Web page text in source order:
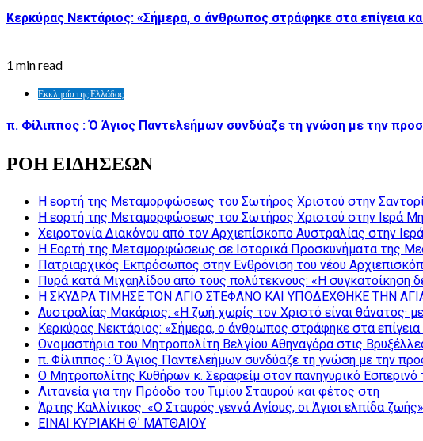
Κερκύρας Νεκτάριος: «Σήμερα, ο άνθρωπος στράφηκε στα επίγεια
1 min read
Εκκλησία της Ελλάδος
π. Φίλιππος : Ό Άγιος Παντελεήμων συνδύαζε τη γνώση με την
ΡΟΗ ΕΙΔΗΣΕΩΝ
Η εορτή της Μεταμορφώσεως του Σωτήρος Χριστού στην
Η εορτή της Μεταμορφώσεως του Σωτήρος Χριστού στην Ιερά
Χειροτονία Διακόνου από τον Αρχιεπίσκοπο Αυστραλίας στην
Η Εορτή της Μεταμορφώσεως σε Ιστορικά Προσκυνήματα της
Πατριαρχικός Εκπρόσωπος στην Ενθρόνιση του νέου
Πυρά κατά Μιχαηλίδου από τους πολύτεκνους: «Η συγκατοίκηση
Η ΣΚΥΔΡΑ ΤΙΜΗΣΕ ΤΟΝ ΑΓΙΟ ΣΤΕΦΑΝΟ ΚΑΙ ΥΠΟΔΕΧΘΗΚΕ ΤΗΝ
Αυστραλίας Μακάριος: «Η ζωή χωρίς τον Χριστό είναι θάνατος·
Κερκύρας Νεκτάριος: «Σήμερα, ο άνθρωπος στράφηκε στα επίγεια
Ονομαστήρια του Μητροπολίτη Βελγίου Αθηναγόρα στις
π. Φίλιππος : Ό Άγιος Παντελεήμων συνδύαζε τη γνώση με την
Ο Μητροπολίτης Κυθήρων κ. Σεραφείμ στον πανηγυρικό
Λιτανεία για την Πρόοδο του Τιμίου Σταυρού και φέτος στη
Άρτης Καλλίνικος: «Ο Σταυρός γεννά Αγίους, οι Άγιοι ελπίδα ζωής»
ΕΙΝΑΙ ΚΥΡΙΑΚΗ Θ΄ ΜΑΤΘΑΙΟΥ